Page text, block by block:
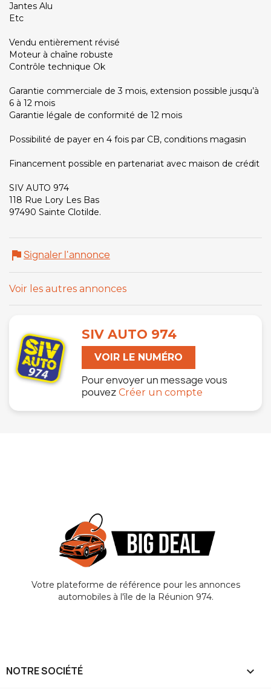
Jantes Alu
Etc
Vendu entièrement révisé
Moteur à chaîne robuste
Contrôle technique Ok
Garantie commerciale de 3 mois, extension possible jusqu’à
6 à 12 mois
Garantie légale de conformité de 12 mois
Possibilité de payer en 4 fois par CB, conditions magasin
Financement possible en partenariat avec maison de crédit
SIV AUTO 974
118 Rue Lory Les Bas
97490 Sainte Clotilde.
flagSignaler l'annonce
Voir les autres annonces
SIV AUTO 974
VOIR LE NUMÉRO
Pour envoyer un message vous
pouvez Créer un compte
Votre plateforme de référence pour les annonces
automobiles à l'île de la Réunion 974.
NOTRE SOCIÉTÉ 